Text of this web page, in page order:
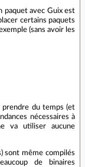
paquet avec Guix est
certains paquets
(sans avoir les
prendre du temps (et
nécessaires à
va utiliser aucune
sont même compilés
de binaires